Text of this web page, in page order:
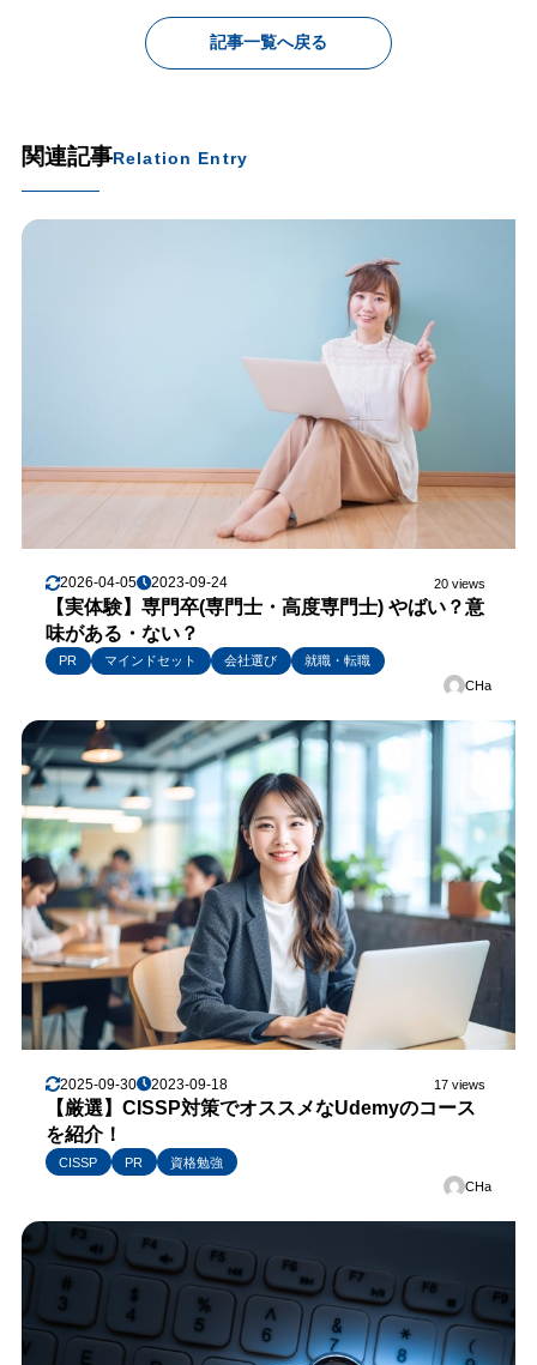
記事一覧へ戻る
関連記事Relation Entry
2026-04-05 2023-09-24 20 views
【実体験】専門卒(専門士・高度専門士) やばい？意
味がある・ない？
PR マインドセット 会社選び
就職・転職
CHa
2025-09-30 2023-09-18 17 views
【厳選】CISSP対策でオススメなUdemyのコース
を紹介！
CISSP PR
資格勉強
CHa